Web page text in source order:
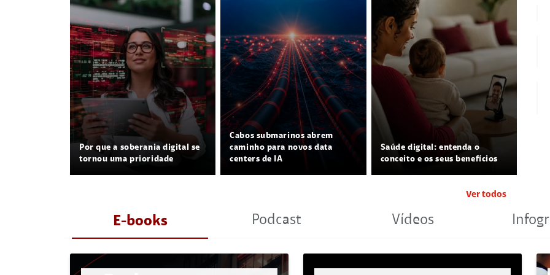
Por que a soberania digital se
tornou uma prioridade
Cabos submarinos abrem
caminho para novos data
centers de IA
Saúde digital: entenda o
conceito e os seus benefícios
Ver todos
E-books Podcast Vídeos